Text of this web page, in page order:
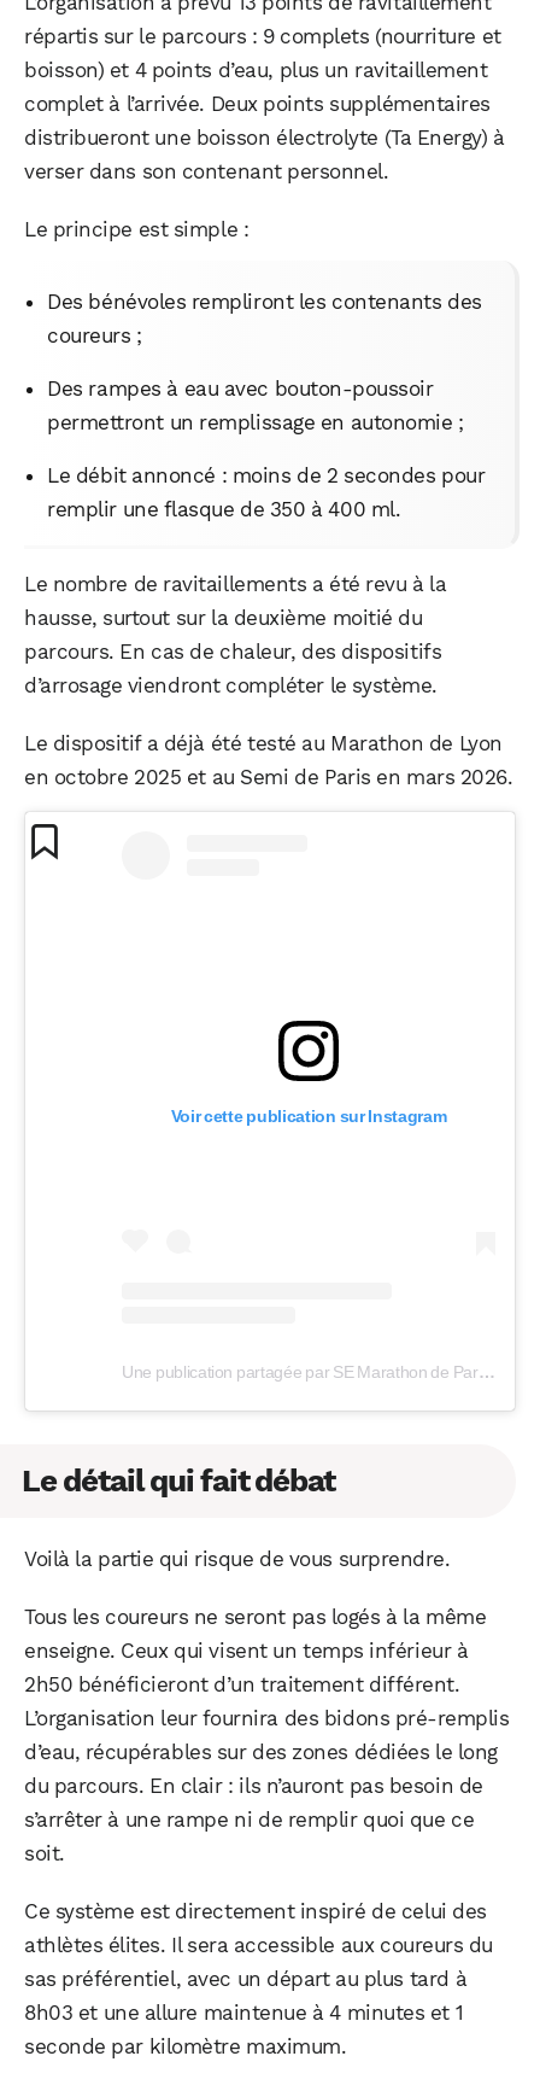
répartis sur le parcours : 9 complets (nourriture et
boisson) et 4 points d’eau, plus un ravitaillement
complet à l’arrivée. Deux points supplémentaires
distribueront une boisson électrolyte (Ta Energy) à
verser dans son contenant personnel.
Le principe est simple :
Des bénévoles rempliront les contenants des
coureurs ;
Des rampes à eau avec bouton-poussoir
permettront un remplissage en autonomie ;
Le débit annoncé : moins de 2 secondes pour
remplir une flasque de 350 à 400 ml.
Le nombre de ravitaillements a été revu à la
hausse, surtout sur la deuxième moitié du
parcours. En cas de chaleur, des dispositifs
d’arrosage viendront compléter le système.
Le dispositif a déjà été testé au Marathon de Lyon
en octobre 2025 et au Semi de Paris en mars 2026.
Voir cette publication sur Instagram
Une publication partagée par SE Marathon de Paris (@parismarathon)
Le détail qui fait débat
Voilà la partie qui risque de vous surprendre.
Tous les coureurs ne seront pas logés à la même
enseigne. Ceux qui visent un temps inférieur à
2h50 bénéficieront d’un traitement différent.
L’organisation leur fournira des bidons pré-remplis
d’eau, récupérables sur des zones dédiées le long
du parcours. En clair : ils n’auront pas besoin de
s’arrêter à une rampe ni de remplir quoi que ce
soit.
Ce système est directement inspiré de celui des
athlètes élites. Il sera accessible aux coureurs du
sas préférentiel, avec un départ au plus tard à
8h03 et une allure maintenue à 4 minutes et 1
seconde par kilomètre maximum.
WhatsApp Telegram